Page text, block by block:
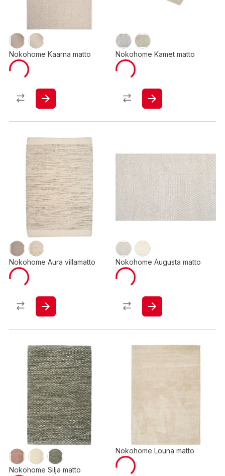
Nokohome Kaarna matto Nokohome Kamet matto
Nokohome Aura villamatto Nokohome Augusta matto
Nokohome Silja matto
Nokohome Louna matto